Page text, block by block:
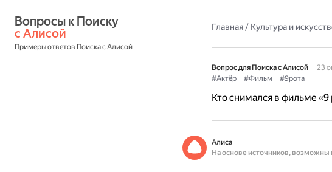
с Алисой
Примеры ответов Поиска с Алисой
Главная/ Культура и
Вопрос для Поиска с Алисой
23
#Актёр
#Фильм #9рота
Кто снимался в фильме «9
Алиса
На основе источников, возможны